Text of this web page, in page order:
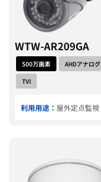
WTW-AR209GA
500万画素
AHDアナログ
TVI
利用用途： 屋外定点監視